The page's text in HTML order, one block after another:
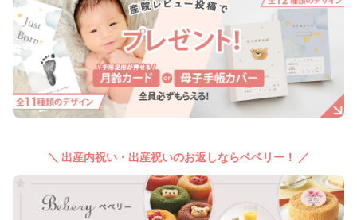
＼ 出産内祝い・出産祝いのお返しならベベリー！ ／